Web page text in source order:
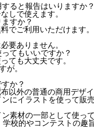
ると報告はいりますか？
しで使えます。
すか？
でご利用いただけます。
要ありません。
てもいいですか？
ても大丈夫です。
が。
か？
以外の普通の商用デザ
にイラストを使って販
素材の一部として使っ
学校的やコンテストの趣